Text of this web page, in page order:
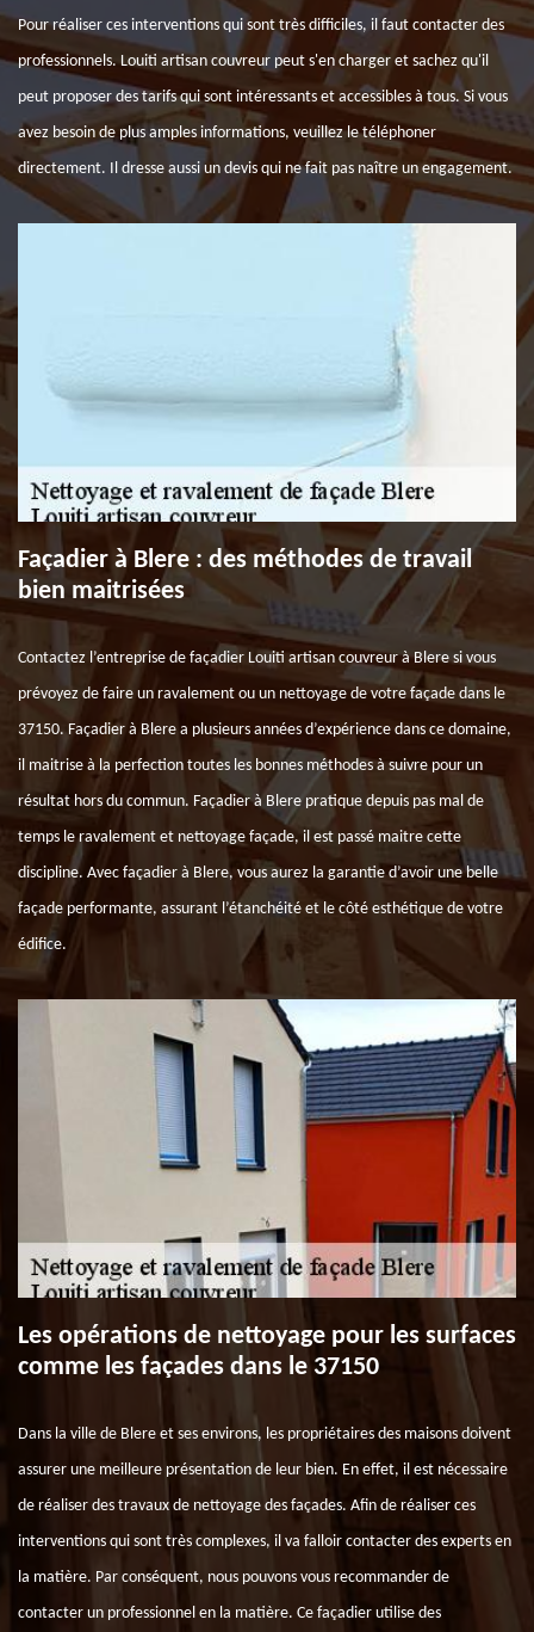
Pour réaliser ces interventions qui sont très difficiles, il faut contacter des
professionnels. Louiti artisan couvreur peut s'en charger et sachez qu'il
peut proposer des tarifs qui sont intéressants et accessibles à tous. Si vous
avez besoin de plus amples informations, veuillez le téléphoner
directement. Il dresse aussi un devis qui ne fait pas naître un engagement.
Façadier à Blere : des méthodes de travail
bien maitrisées
Contactez l’entreprise de façadier Louiti artisan couvreur à Blere si vous
prévoyez de faire un ravalement ou un nettoyage de votre façade dans le
37150. Façadier à Blere a plusieurs années d’expérience dans ce domaine,
il maitrise à la perfection toutes les bonnes méthodes à suivre pour un
résultat hors du commun. Façadier à Blere pratique depuis pas mal de
temps le ravalement et nettoyage façade, il est passé maitre cette
discipline. Avec façadier à Blere, vous aurez la garantie d’avoir une belle
façade performante, assurant l’étanchéité et le côté esthétique de votre
édifice.
Les opérations de nettoyage pour les surfaces
comme les façades dans le 37150
Dans la ville de Blere et ses environs, les propriétaires des maisons doivent
assurer une meilleure présentation de leur bien. En effet, il est nécessaire
de réaliser des travaux de nettoyage des façades. Afin de réaliser ces
interventions qui sont très complexes, il va falloir contacter des experts en
la matière. Par conséquent, nous pouvons vous recommander de
contacter un professionnel en la matière. Ce façadier utilise des